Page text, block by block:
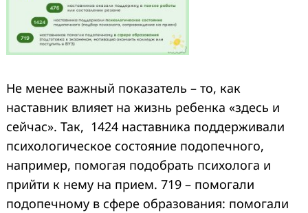
Не менее важный показатель – то, как
наставник влияет на жизнь ребенка «здесь и
сейчас». Так, 1424 наставника поддерживали
психологическое состояние подопечного,
например, помогая подобрать психолога и
прийти к нему на прием. 719 – помогали
подопечному в сфере образования: помогали